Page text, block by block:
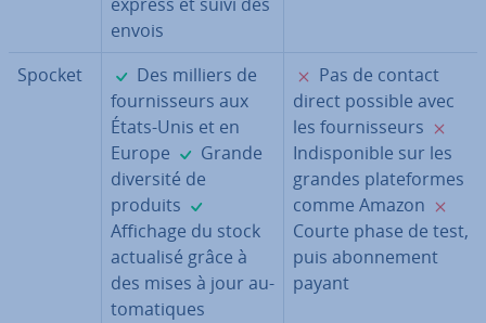
envois
Spocket ✓
Des milliers de
four­nis­seurs aux
États-Unis et en
Europe
✓
Grande
diversité de
produits
Affichage du stock
actualisé grâce à
des mises à jour au­
to­ma­tiques
✗
Pas de contact
direct possible avec
les four­nis­seurs
In­dis­po­nible sur les
grandes pla­te­formes
comme Amazon
Courte phase de test,
puis abon­ne­ment
payant